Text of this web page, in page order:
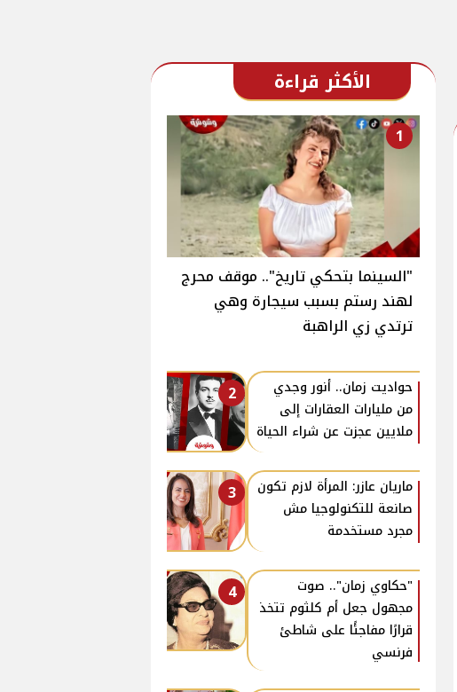
الأكثر قراءة
1
"السينما بتحكي تاريخ".. موقف محرج
لهند رستم بسبب سيجارة وهي
ترتدي زي الراهبة
2
حواديت زمان.. أنور وجدي
من مليارات العقارات إلى
ملايين عجزت عن شراء الحياة
3
ماريان عازر: المرأة لازم تكون
صانعة للتكنولوجيا مش
مجرد مستخدمة
4
"حكاوي زمان".. صوت
مجهول جعل أم كلثوم تتخذ
قرارًا مفاجئًا على شاطئ
فرنسي